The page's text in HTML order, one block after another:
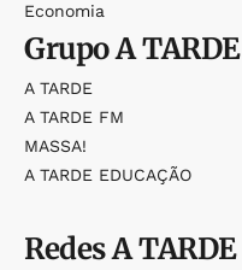
Economia
GrupoA TARDE
A TARDE
A TARDE FM
MASSA!
A TARDE EDUCAÇÃO
RedesA TARDE